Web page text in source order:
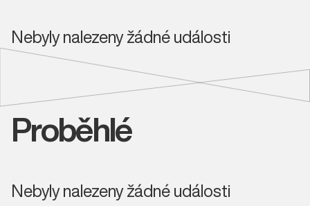
Nebyly nalezeny žádné události
Proběhlé
Nebyly nalezeny žádné události